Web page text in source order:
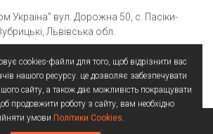
Україна” вул. Дорожна 50, c. Пасіки-
Львівська обл.
cookies-файли для того, щоб відрізнити вас
нашого ресурсу. це дозволяє забезпечувати
сайту, а також дає можливість покращувати
продовжити роботу з сайту, вам необхідно
умови Політики Cookies.